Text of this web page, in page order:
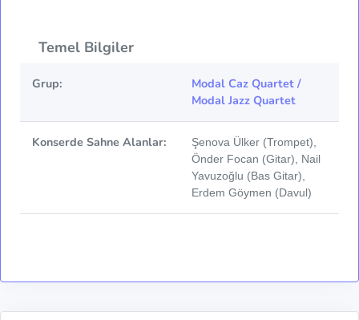
Temel Bilgiler
Grup:
Modal Caz Quartet /
Modal Jazz Quartet
Konserde Sahne Alanlar:
Şenova Ülker (Trompet),
Önder Focan (Gitar), Nail
Yavuzoğlu (Bas Gitar),
Erdem Göymen (Davul)